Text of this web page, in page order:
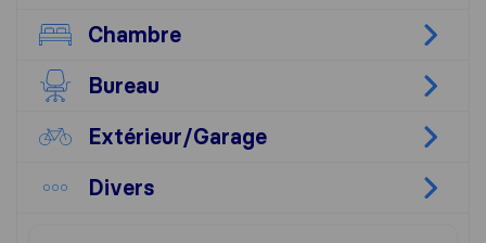
Chambre
Bureau
Extérieur/​Garage
Divers